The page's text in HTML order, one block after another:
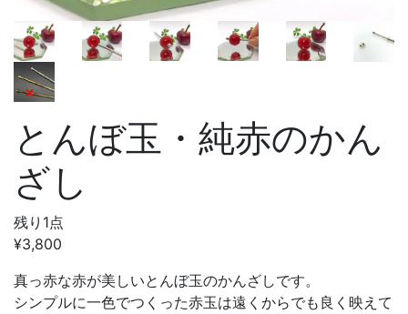
とんぼ玉・純赤のかん
ざし
残り1点
¥3,800
真っ赤な赤が美しいとんぼ玉のかんざしです。
シンプルに一色でつくった赤玉は遠くからでも良く映えて